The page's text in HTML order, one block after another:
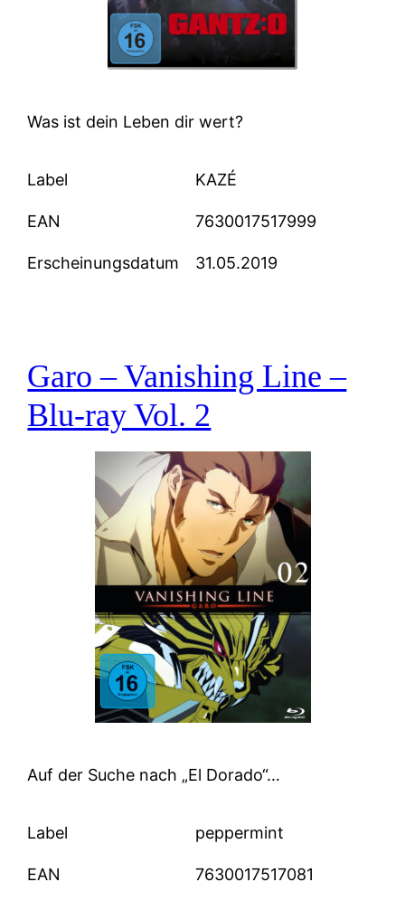
Was ist dein Leben dir wert?
Label KAZÉ
EAN 7630017517999
Erscheinungsdatum 31.05.2019
Garo – Vanishing Line –
Blu-ray Vol. 2
Auf der Suche nach „El Dorado“…
Label peppermint
EAN 7630017517081